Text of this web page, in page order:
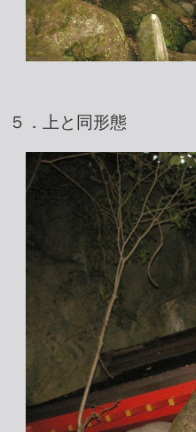
５．上と同形態